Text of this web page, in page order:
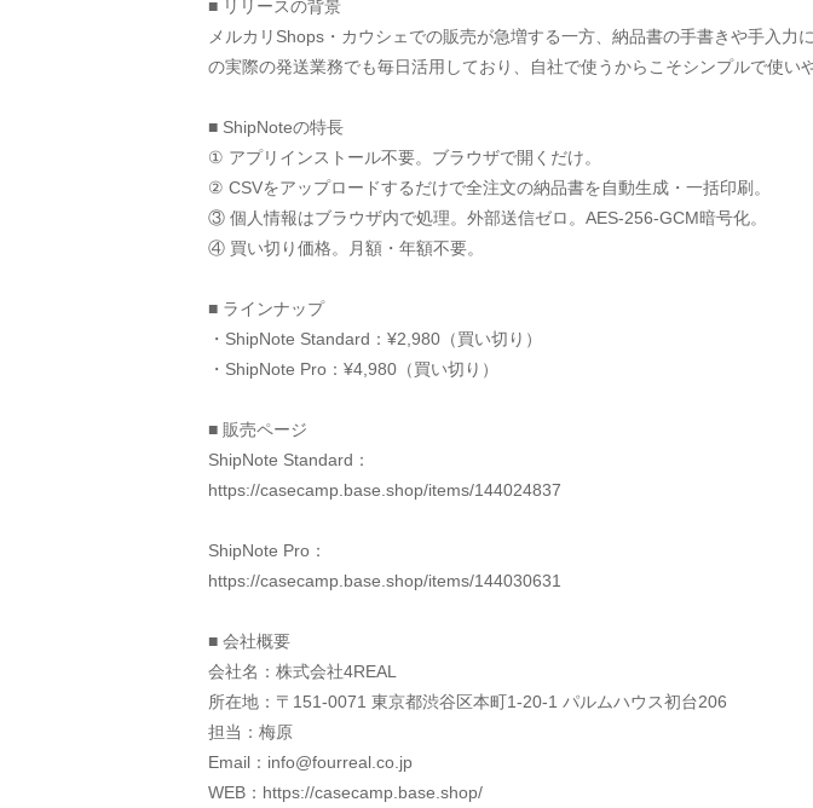
■ リリースの背景
メルカリShops・カウシェでの販売が急増する一方、納品書の手書きや手入
の実際の発送業務でも毎日活用しており、自社で使うからこそシンプルで使い
■ ShipNoteの特長
① アプリインストール不要。ブラウザで開くだけ。
② CSVをアップロードするだけで全注文の納品書を自動生成・一括印刷。
③ 個人情報はブラウザ内で処理。外部送信ゼロ。AES-256-GCM暗号化。
④ 買い切り価格。月額・年額不要。
■ ラインナップ
・ShipNote Standard：¥2,980（買い切り）
・ShipNote Pro：¥4,980（買い切り）
■ 販売ページ
ShipNote Standard：
https://casecamp.base.shop/items/144024837
ShipNote Pro：
https://casecamp.base.shop/items/144030631
■ 会社概要
会社名：株式会社4REAL
所在地：〒151-0071 東京都渋谷区本町1-20-1 パルムハウス初台206
担当：梅原
Email：info@fourreal.co.jp
WEB：https://casecamp.base.shop/